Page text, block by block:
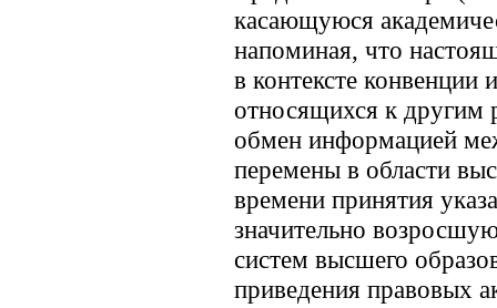
касающуюся
напоминая, что
в контексте
относящихся к другим
обмен информацией
перемены в области
времени принятия
значительно
систем высшего
приведения правовых